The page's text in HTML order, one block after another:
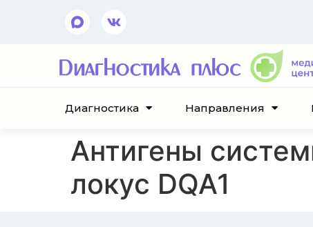
Диагностика Направления
Антигены
локус DQA1